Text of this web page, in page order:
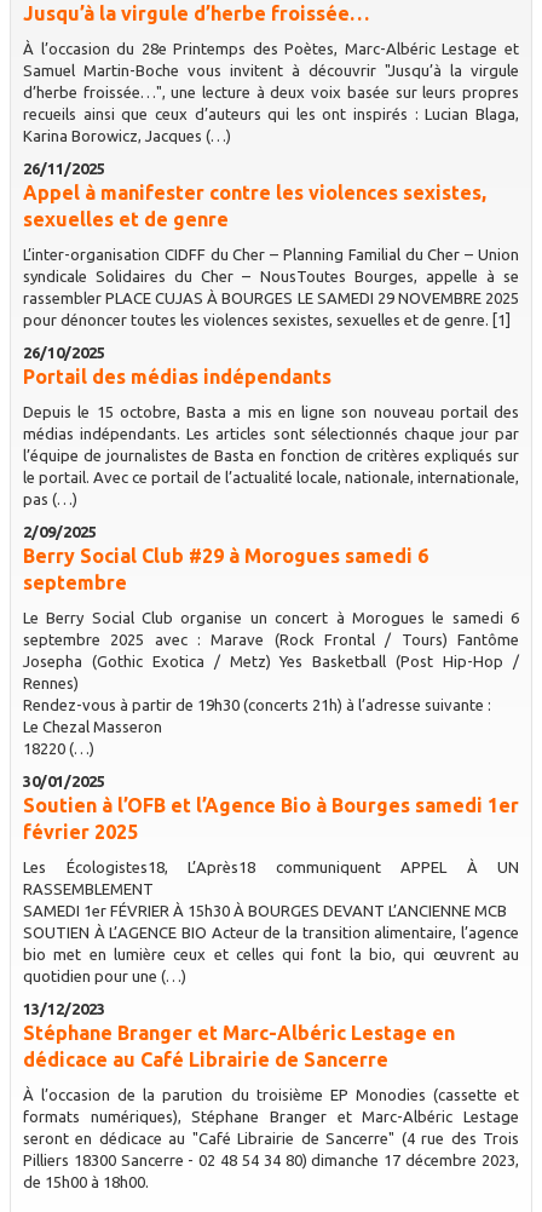
Jusqu’à la virgule d’herbe froissée…
À l’occasion du 28e Printemps des Poètes, Marc-Albéric Lestage et
Samuel Martin-Boche vous invitent à découvrir "Jusqu’à la virgule
d’herbe froissée…", une lecture à deux voix basée sur leurs propres
recueils ainsi que ceux d’auteurs qui les ont inspirés : Lucian Blaga,
Karina Borowicz, Jacques (…)
26/11/2025
Appel à manifester contre les violences sexistes,
sexuelles et de genre
L’inter-organisation CIDFF du Cher – Planning Familial du Cher – Union
syndicale Solidaires du Cher – NousToutes Bourges, appelle à se
rassembler PLACE CUJAS À BOURGES LE SAMEDI 29 NOVEMBRE 2025
pour dénoncer toutes les violences sexistes, sexuelles et de genre. [1]
26/10/2025
Portail des médias indépendants
Depuis le 15 octobre, Basta a mis en ligne son nouveau portail des
médias indépendants. Les articles sont sélectionnés chaque jour par
l’équipe de journalistes de Basta en fonction de critères expliqués sur
le portail. Avec ce portail de l’actualité locale, nationale, internationale,
pas (…)
2/09/2025
Berry Social Club #29 à Morogues samedi 6
septembre
Le Berry Social Club organise un concert à Morogues le samedi 6
septembre 2025 avec : Marave (Rock Frontal / Tours) Fantôme
Josepha (Gothic Exotica / Metz) Yes Basketball (Post Hip-Hop /
Rennes)
Rendez-vous à partir de 19h30 (concerts 21h) à l’adresse suivante :
Le Chezal Masseron
18220 (…)
30/01/2025
Soutien à l’OFB et l’Agence Bio à Bourges samedi 1er
février 2025
Les Écologistes18, L’Après18 communiquent APPEL À UN
RASSEMBLEMENT
SAMEDI 1er FÉVRIER À 15h30 À BOURGES DEVANT L’ANCIENNE MCB
SOUTIEN À L’AGENCE BIO Acteur de la transition alimentaire, l’agence
bio met en lumière ceux et celles qui font la bio, qui œuvrent au
quotidien pour une (…)
13/12/2023
Stéphane Branger et Marc-Albéric Lestage en
dédicace au Café Librairie de Sancerre
À l’occasion de la parution du troisième EP Monodies (cassette et
formats numériques), Stéphane Branger et Marc-Albéric Lestage
seront en dédicace au "Café Librairie de Sancerre" (4 rue des Trois
Pilliers 18300 Sancerre - 02 48 54 34 80) dimanche 17 décembre 2023,
de 15h00 à 18h00.